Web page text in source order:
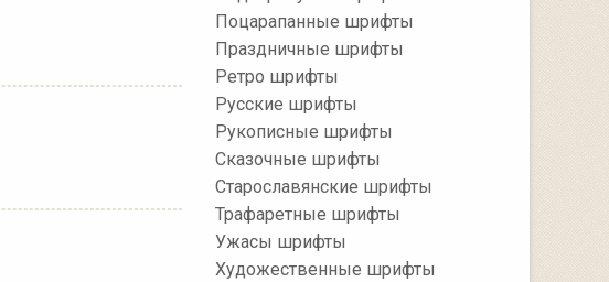
Поцарапанные шрифты
Праздничные шрифты
Ретро шрифты
Русские шрифты
Рукописные шрифты
Сказочные шрифты
Старославянские шрифты
Трафаретные шрифты
Ужасы шрифты
Художественные шрифты